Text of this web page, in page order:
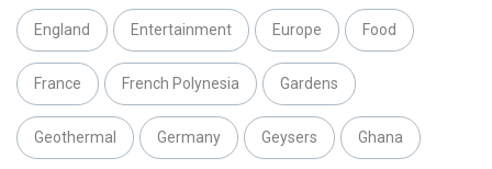
England Entertainment Europe Food
France French Polynesia Gardens
Geothermal Germany Geysers Ghana